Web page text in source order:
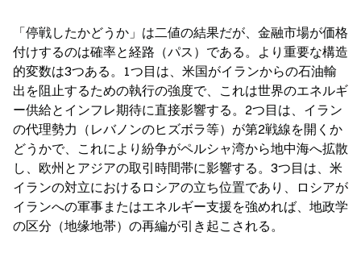
「停戦したかどうか」は二値の結果だが、金融市場が価格
付けするのは確率と経路（パス）である。より重要な構造
的変数は3つある。1つ目は、米国がイランからの石油輸
出を阻止するための執行の強度で、これは世界のエネルギ
ー供給とインフレ期待に直接影響する。2つ目は、イラン
の代理勢力（レバノンのヒズボラ等）が第2戦線を開くか
どうかで、これにより紛争がペルシャ湾から地中海へ拡散
し、欧州とアジアの取引時間帯に影響する。3つ目は、米
イランの対立におけるロシアの立ち位置であり、ロシアが
イランへの軍事またはエネルギー支援を強めれば、地政学
の区分（地缘地帯）の再編が引き起こされる。